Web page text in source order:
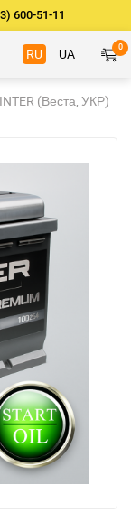
600-51-11
RU UA 0
INTER (Веста, УКР)